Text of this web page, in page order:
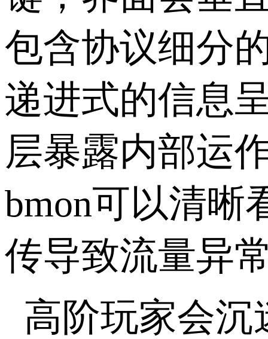
包含协议细分
递进式的信息
层暴露内部运
bmon可以清晰
传导致流量异
高阶玩家会